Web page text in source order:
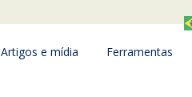
Artigos e mídia Ferramentas